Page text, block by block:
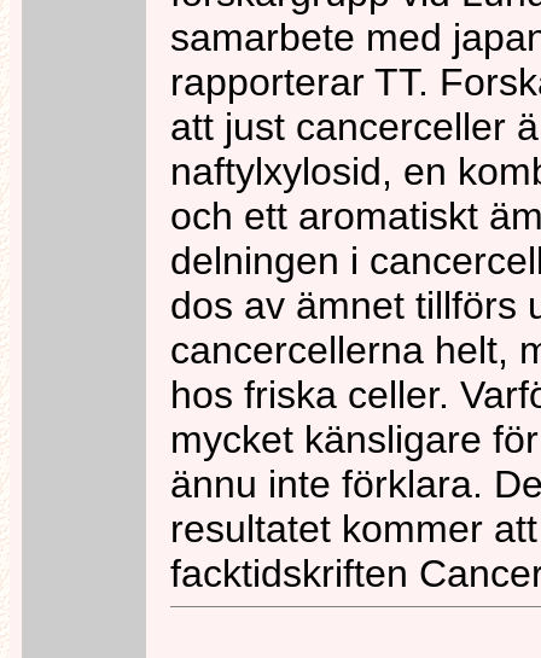
samarbete med
rapporterar TT.
att just cancerceller
naftylxylosid, en
och ett aromatiskt
delningen i
dos av ämnet tillförs
cancercellerna helt,
hos friska celler.
mycket känsligare
ännu inte förklara.
resultatet kommer
facktidskriften